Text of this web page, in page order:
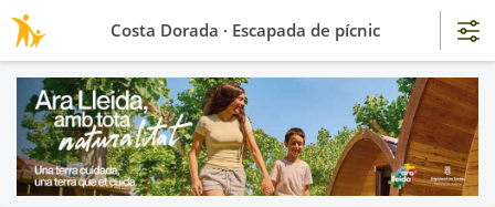
Costa Dorada · Escapada de pícnic